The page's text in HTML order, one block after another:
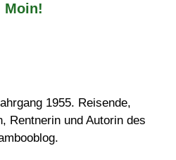
Moin!
1955. Reisende,
Rentnerin und Autorin des